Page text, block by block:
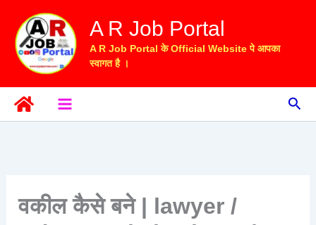
content
A R Job Portal
A R Job Portal के Official Website पे आपका
स्वागत है ।
वकील कैसे बने | lawyer /